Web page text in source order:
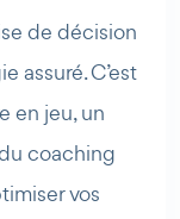
de décision
assuré. C’est
en jeu, un
coaching
vos